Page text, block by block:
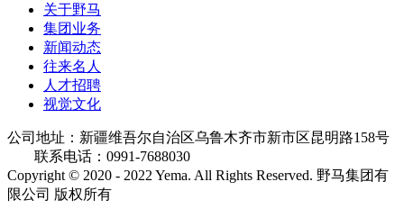
关于野马
集团业务
新闻动态
往来名人
人才招聘
视觉文化
公司地址：新疆维吾尔自治区乌鲁木齐市新市区昆明路158号
联系电话：0991-7688030
Copyright © 2020 - 2022 Yema. All Rights Reserved. 野马集团有
限公司 版权所有